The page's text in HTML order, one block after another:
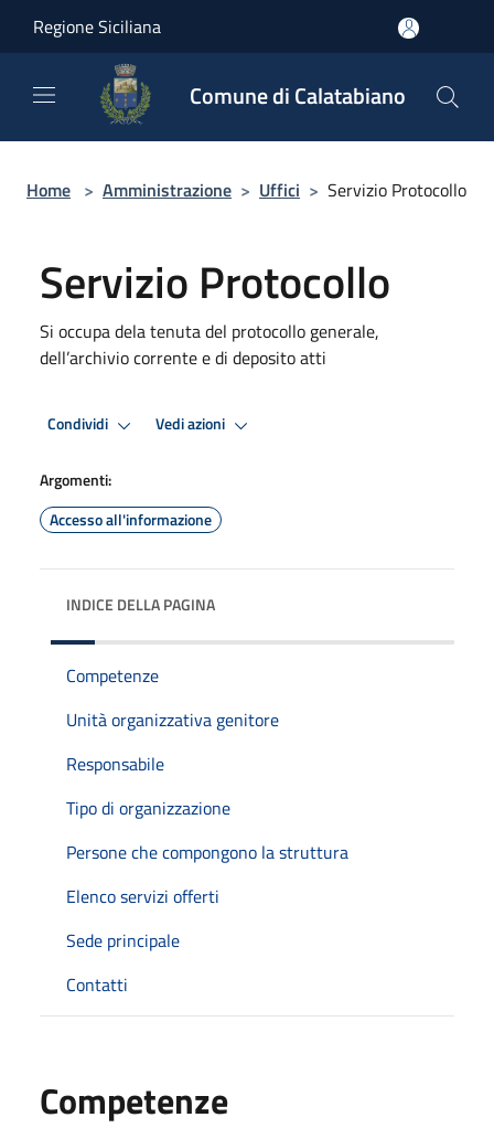
Regione Siciliana
Comune di Calatabiano
Home > Amministrazione > Uffici > Servizio Protocollo
Servizio Protocollo
Si occupa dela tenuta del protocollo generale,
dell’archivio corrente e di deposito atti
Condividi Vedi azioni
Argomenti:
Accesso all'informazione
INDICE DELLA PAGINA
Competenze
Unità organizzativa genitore
Responsabile
Tipo di organizzazione
Persone che compongono la struttura
Elenco servizi offerti
Sede principale
Contatti
Competenze